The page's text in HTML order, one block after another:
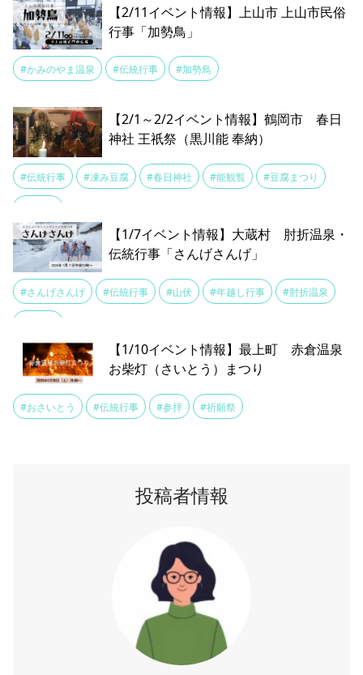
【2/11イベント情報】上山市 上山市民俗
行事「加勢鳥」
#かみのやま温泉 #伝統行事 #加勢鳥
【2/1～2/2イベント情報】鶴岡市 春日
神社 王祇祭（黒川能 奉納）
#伝統行事 #凍み豆腐 #春日神社 #能観覧 #豆腐まつり
【1/7イベント情報】大蔵村 肘折温泉・
伝統行事「さんげさんげ」
#さんげさんげ #伝統行事 #山伏 #年越し行事 #肘折温泉
【1/10イベント情報】最上町 赤倉温泉
お柴灯（さいとう）まつり
#おさいとう #伝統行事 #参拝 #祈願祭
投稿者情報